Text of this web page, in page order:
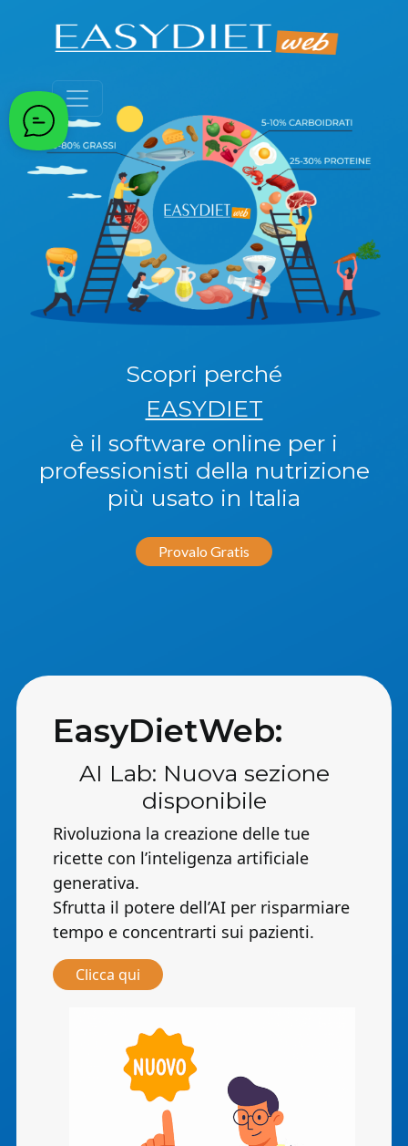
Scopri perché
EASYDIET
è il software online per i
professionisti della nutrizione
più usato in Italia
Provalo Gratis
EasyDietWeb:
AI Lab: Nuova sezione
disponibile
Rivoluziona la creazione delle tue
ricette con l’inteligenza artificiale
generativa.
Sfrutta il potere dell’AI per risparmiare
tempo e concentrarti sui pazienti.
Clicca qui